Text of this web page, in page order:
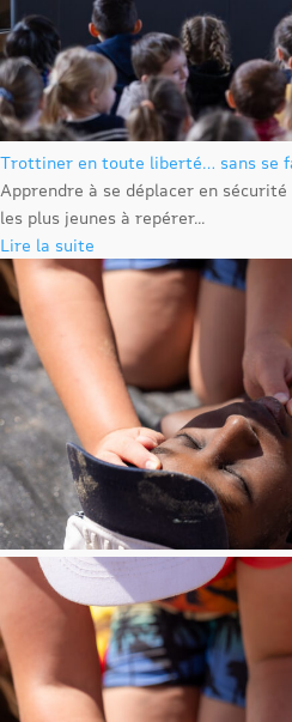
Trottiner en toute liberté… sans se
Apprendre à se déplacer en
les plus jeunes à repérer...
Lire la suite